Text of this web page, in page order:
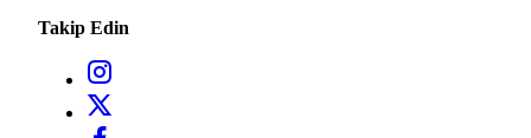
Takip Edin